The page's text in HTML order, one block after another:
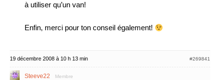
à utiliser qu’un van!
Enfin, merci pour ton conseil également!
19 décembre 2008 à 10 h 13 min #269841
Steeve22 Membre